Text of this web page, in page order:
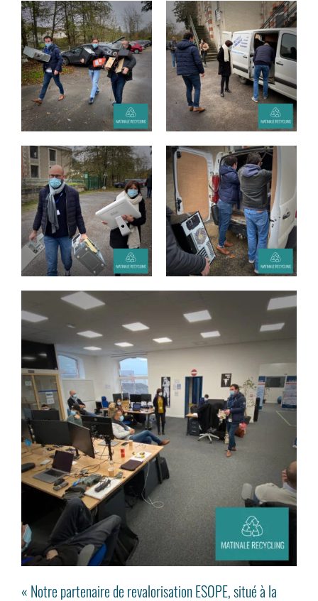
« Notre partenaire de revalorisation ESOPE, situé à la